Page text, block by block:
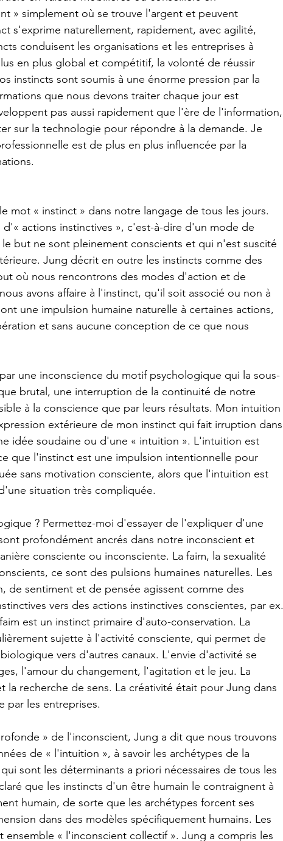
» simplement où se trouve l'argent et peuvent
s'exprime naturellement, rapidement, avec agilité,
conduisent les organisations et les entreprises à
en plus global et compétitif, la volonté de réussir
instincts sont soumis à une énorme pression par la
que nous devons traiter chaque jour est
pas aussi rapidement que l'ère de l'information,
sur la technologie pour répondre à la demande. Je
est de plus en plus influencée par la
mot « instinct » dans notre langage de tous les jours.
actions instinctives », c'est-à-dire d'un mode de
but ne sont pleinement conscients et qui n'est suscité
Jung décrit en outre les instincts comme des
où nous rencontrons des modes d'action et de
avons affaire à l'instinct, qu'il soit associé ou non à
une impulsion humaine naturelle à certaines actions,
et sans aucune conception de ce que nous
une inconscience du motif psychologique qui la sous-
brutal, une interruption de la continuité de notre
à la conscience que par leurs résultats. Mon intuition
extérieure de mon instinct qui fait irruption dans
idée soudaine ou d'une « intuition ». L'intuition est
que l'instinct est une impulsion intentionnelle pour
sans motivation consciente, alors que l'intuition est
situation très compliquée.
? Permettez-moi d'essayer de l'expliquer d'une
profondément ancrés dans notre inconscient et
consciente ou inconsciente. La faim, la sexualité
ce sont des pulsions humaines naturelles. Les
de sentiment et de pensée agissent comme des
vers des actions instinctives conscientes, par ex.
est un instinct primaire d'auto-conservation. La
sujette à l'activité consciente, qui permet de
vers d'autres canaux. L'envie d'activité se
l'amour du changement, l'agitation et le jeu. La
la recherche de sens. La créativité était pour Jung dans
par les entreprises.
» de l'inconscient, Jung a dit que nous trouvons
de « l'intuition », à savoir les archétypes de la
sont les déterminants a priori nécessaires de tous les
que les instincts d'un être humain le contraignent à
humain, de sorte que les archétypes forcent ses
dans des modèles spécifiquement humains. Les
ensemble « l'inconscient collectif ». Jung a compris les